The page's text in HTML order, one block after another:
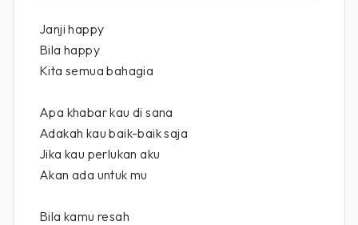
Janji happy
Bila happy
Kita semua bahagia
Apa khabar kau di sana
Adakah kau baik-baik saja
Jika kau perlukan aku
Akan ada untuk mu
Bila kamu resah